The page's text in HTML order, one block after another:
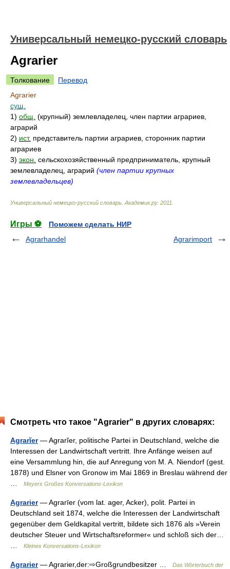
Универсальный немецко-русский словарь
Agrarier
Толкование
Перевод
Agrarier
сущ.
1) общ. (крупный) землевладелец, член партии аграриев,
аграрий
2) ист. представитель партии аграриев, сторонник партии
аграриев
3) экон. сельскохозяйственный предприниматель, крупный
землевладелец, аграрий (член партии крупных
землевладельцев)
Универсальный немецко-русский словарь Академик.ру. 2011
Игры ⚽
Поможем сделать НИР
Agrarhandel
Agrarimport
Смотреть что такое "Agrarier" в других словарях:
Agrarĭer— Agrarĭer, politische Partei in Deutschland, welche die
Interessen der Landwirtschaft vertritt. Ihre Anfänge weisen auf
eine Versammlung hin, die auf Anregung von M. A. Niendorf (gest.
1878) und Elsner von Gronow im Mai 1869 in Breslau während der
Meyers Großes Konversations-Lexikon
Agrarier— Agrarīer (vom lat. ager, Acker), polit. Partei in
Deutschland seit 1874, welche die Interessen der Landwirtschaft
gegenüber dem Geldkapital vertritt, bildete sich 1876 als »Verein
deutscher Steuer und Wirtschaftsreformer« und schloß sich der…
Kleines Konversations-Lexikon
Agrarier— Agrarier,der:⇨Großgrundbesitzer …
Das Wörterbuch der